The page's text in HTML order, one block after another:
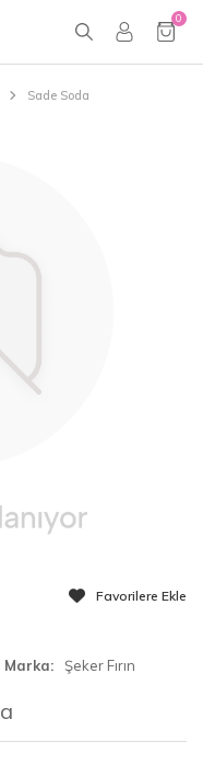
0
Sade Soda
Favorilere Ekle
Marka Şeker Fırın